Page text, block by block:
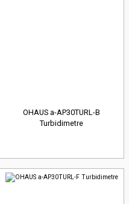
OHAUS a-AP30TURL-B
Turbidimetre